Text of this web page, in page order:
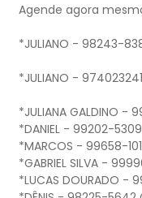
Agende agora
*JULIANO - 98243-
*JULIANO -
*JULIANA GALDINO -
*DANIEL - 99202-
*MARCOS - 99658-
*GABRIEL SILVA -
*LUCAS DOURADO -